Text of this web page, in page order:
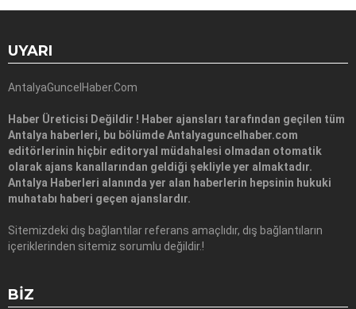
UYARI
AntalyaGuncelHaber.Com
Haber Üreticisi Değildir ! Haber ajansları tarafından geçilen tüm
Antalya haberleri, bu bölümde Antalyaguncelhaber.com
editörlerinin hiçbir editoryal müdahalesi olmadan otomatik
olarak ajans kanallarından geldiği şekliyle yer almaktadır.
Antalya Haberleri alanında yer alan haberlerin hepsinin hukuki
muhatabı haberi geçen ajanslardır.
Sitemizdeki dış bağlantılar referans amaçlıdır, dış bağlantıların
içeriklerinden sitemiz sorumlu değildir.!
BIZ